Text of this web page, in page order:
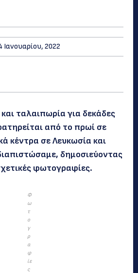
Ιανουαρίου, 2022
ταλαιπωρία για δεκάδες
από το πρωί σε
κέντρα σε Λευκωσία και
δημοσιεύοντας
φωτογραφίες.
Φ
ω
τ
ο
γ
ρ
α
φ
ίε
ς